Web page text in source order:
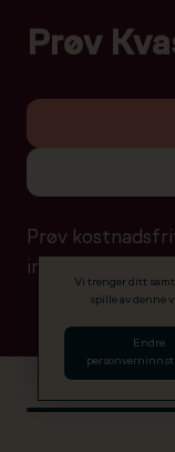
Prøv
Prøv
ingen
Vi trenger ditt
spille av denne
Endre